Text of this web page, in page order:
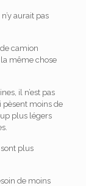
aurait pas
camion
la même chose
il n’est pas
pèsent moins de
plus légers
plus
de moins